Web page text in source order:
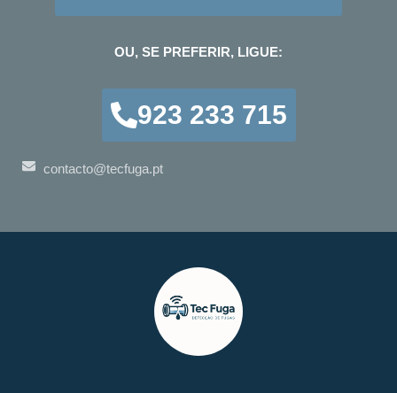
OU, SE PREFERIR, LIGUE:
923 233 715
contacto@tecfuga.pt